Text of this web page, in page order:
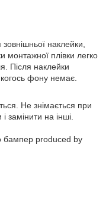
наклейки,
монтажної плівки легко
Після наклейки
фону немає.
Не знімається при
замінити на інші.
бампер produced by